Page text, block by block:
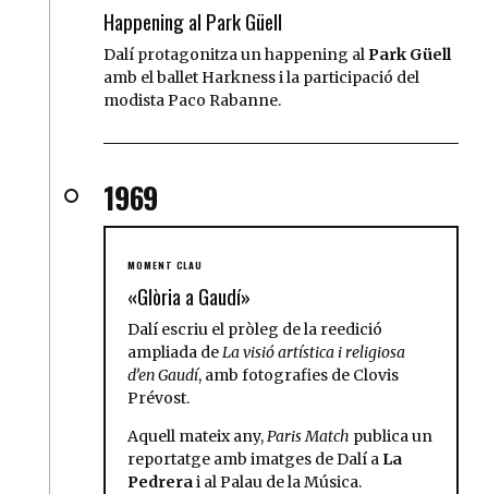
Happening al Park Güell
Dalí protagonitza un happening alPark Güell
amb el ballet Harkness i la participació del
modista Paco Rabanne.
1969
MOMENT CLAU
«Glòria a Gaudí»
Dalí escriu el pròleg de la reedició
ampliada deLa visió artística i religiosa
d’en Gaudí, amb fotografies de Clovis
Prévost.
Aquell mateix any,Paris Match publica un
reportatge amb imatges de Dalí a La
Pedrerai al Palau de la Música.